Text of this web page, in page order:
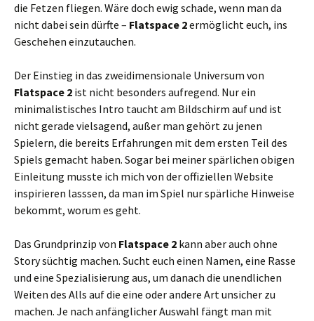
die Fetzen fliegen. Wäre doch ewig schade, wenn man da
nicht dabei sein dürfte – Flatspace 2ermöglicht euch, ins
Geschehen einzutauchen.
Der Einstieg in das zweidimensionale Universum von
Flatspace 2 ist nicht besonders aufregend. Nur ein
minimalistisches Intro taucht am Bildschirm auf und ist
nicht gerade vielsagend, außer man gehört zu jenen
Spielern, die bereits Erfahrungen mit dem ersten Teil des
Spiels gemacht haben. Sogar bei meiner spärlichen obigen
Einleitung musste ich mich von der offiziellen Website
inspirieren lasssen, da man im Spiel nur spärliche Hinweise
bekommt, worum es geht.
Das Grundprinzip von Flatspace 2 kann aber auch ohne
Story süchtig machen. Sucht euch einen Namen, eine Rasse
und eine Spezialisierung aus, um danach die unendlichen
Weiten des Alls auf die eine oder andere Art unsicher zu
machen. Je nach anfänglicher Auswahl fängt man mit